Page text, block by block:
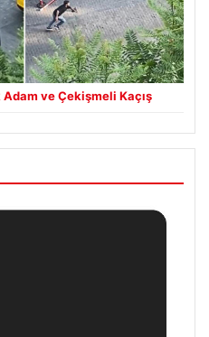
Adam ve Çekişmeli Kaçış